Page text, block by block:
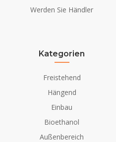
Werden Sie Händler
Kategorien
Freistehend
Hängend
Einbau
Bioethanol
Außenbereich